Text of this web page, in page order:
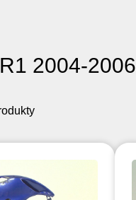
2004-2006